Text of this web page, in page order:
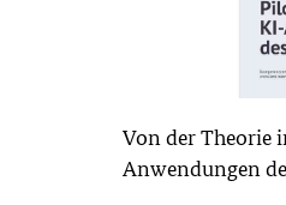
Von der Theorie
Anwendungen